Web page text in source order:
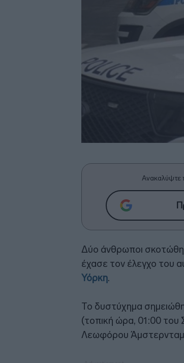
Ανακαλύψτε
Δύο άνθρωποι
έχασε τον έλεγχο του
Υόρκη.
Το δυστύχημα
(τοπική ώρα, 01:00
Λεωφόρου Άμστερνταμ